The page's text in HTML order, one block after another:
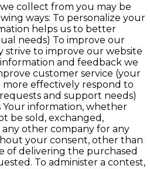
collect from you may be
ways: To personalize your
helps us to better
needs) To improve our
strive to improve our website
and feedback we
customer service (your
effectively respond to
and support needs)
Your information, whether
be sold, exchanged,
other company for any
your consent, other than
of delivering the purchased
To administer a contest,